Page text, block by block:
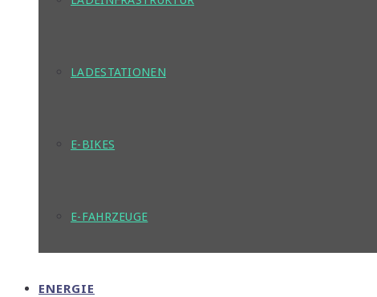
LADESTATIONEN
E-BIKES
E-FAHRZEUGE
ENERGIE